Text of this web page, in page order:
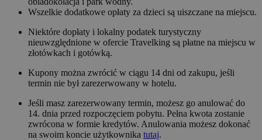
Wszelkie dodatkowe opłaty za dzieci są uiszczane na miejscu.
Niektóre dopłaty i lokalny podatek turystyczny
nieuwzględnione w ofercie Travelking są płatne na miejscu w
złotówkach i gotówką.
Kupony można zwrócić w ciągu 14 dni od zakupu, jeśli
termin nie był zarezerwowany w hotelu.
Jeśli masz zarezerwowany termin, możesz go anulować do
14. dnia przed rozpoczęciem pobytu. Pełna kwota zostanie
zwrócona w formie kredytów. Anulowania możesz dokonać
na swoim koncie użytkownika tutaj.